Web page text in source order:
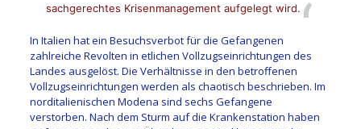
sachgerechtes Krisenmanagement aufgelegt wird.
In Italien hat ein Besuchsverbot für die Gefangenen
zahlreiche Revolten in etlichen Vollzugseinrichtungen des
Landes ausgelöst. Die Verhältnisse in den betroffenen
Vollzugseinrichtungen werden als chaotisch beschrieben. Im
norditalienischen Modena sind sechs Gefangene
verstorben. Nach dem Sturm auf die Krankenstation haben